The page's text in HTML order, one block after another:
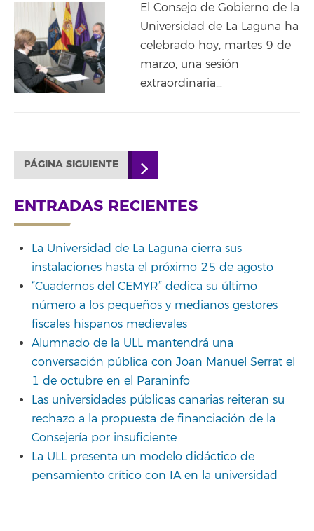
El Consejo de Gobierno de la
Universidad de La Laguna ha
celebrado hoy, martes 9 de
marzo, una sesión
extraordinaria…
PÁGINA SIGUIENTE
ENTRADAS RECIENTES
La Universidad de La Laguna cierra sus
instalaciones hasta el próximo 25 de agosto
“Cuadernos del CEMYR” dedica su último
número a los pequeños y medianos gestores
fiscales hispanos medievales
Alumnado de la ULL mantendrá una
conversación pública con Joan Manuel Serrat el
1 de octubre en el Paraninfo
Las universidades públicas canarias reiteran su
rechazo a la propuesta de financiación de la
Consejería por insuficiente
La ULL presenta un modelo didáctico de
pensamiento crítico con IA en la universidad